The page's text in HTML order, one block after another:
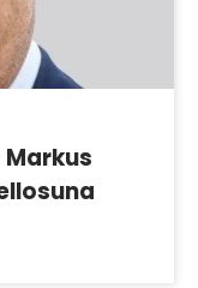
Markus